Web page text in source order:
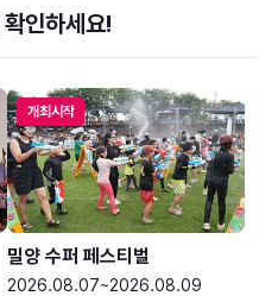
인하세요!
개최시작
밀양 수퍼 페스티벌
2026.08.07~2026.08.09